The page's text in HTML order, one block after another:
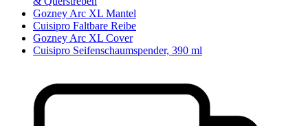
Gozney Arc XL Mantel
Cuisipro Faltbare Reibe
Gozney Arc XL Cover
Cuisipro Seifenschaumspender, 390 ml